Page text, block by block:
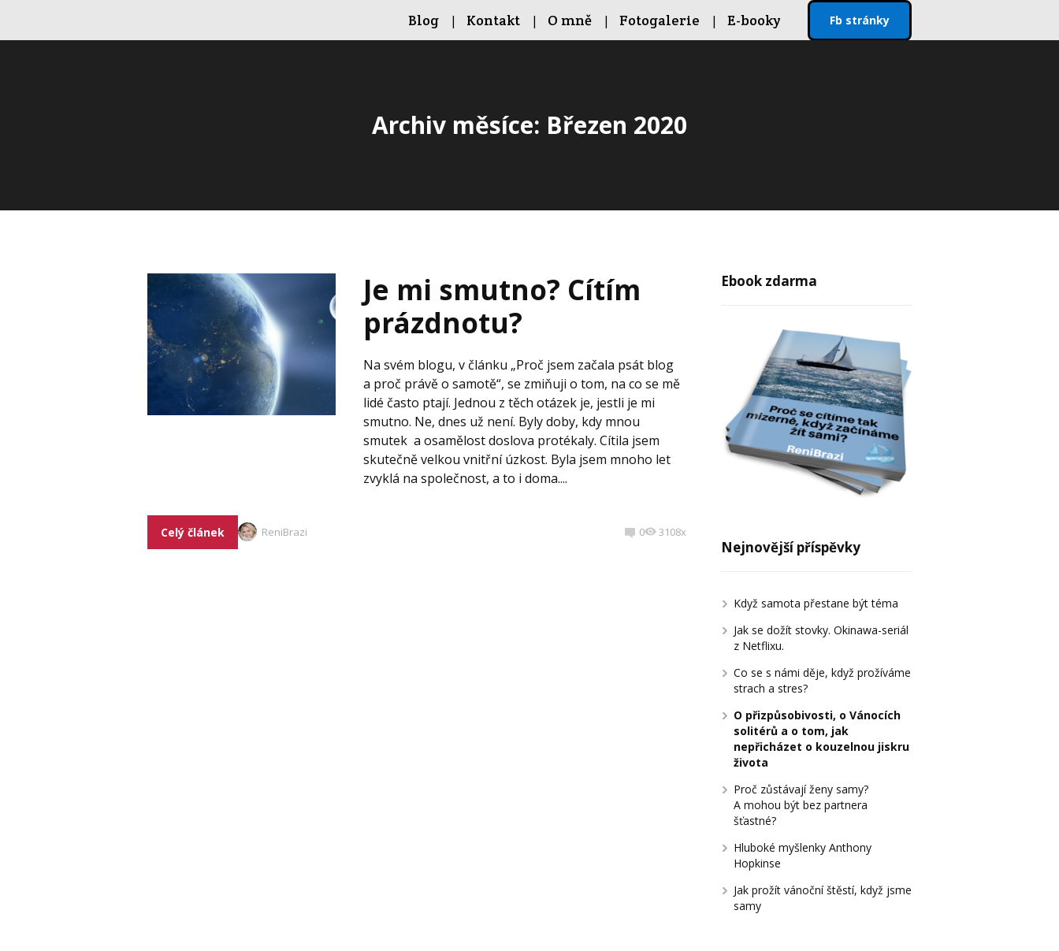
Blog Kontakt O mně Fotogalerie E-booky Fb stránky
Archiv měsíce: Březen 2020
Je mi smutno? Cítím
prázdnotu?
Na svém blogu, v článku „Proč jsem začala psát blog
a proč právě o samotě“, se zmiňuji o tom, na co se mě
lidé často ptají. Jednou z těch otázek je, jestli je mi
smutno. Ne, dnes už není. Byly doby, kdy mnou
smutek a osamělost doslova protékaly. Cítila jsem
skutečně velkou vnitřní úzkost. Byla jsem mnoho let
zvyklá na společnost, a to i doma....
Celý článek ReniBrazi 0 3108x
Ebook zdarma
Nejnovější příspěvky
Když samota přestane být téma
Jak se dožít stovky. Okinawa-seriál
z Netflixu.
Co se s námi děje, když prožíváme
strach a stres?
O přizpůsobivosti, o Vánocích
solitérů a o tom, jak
nepřicházet o kouzelnou jiskru
života
Proč zůstávají ženy samy?
A mohou být bez partnera
šťastné?
Hluboké myšlenky Anthony
Hopkinse
Jak prožít vánoční štěstí, když jsme
samy